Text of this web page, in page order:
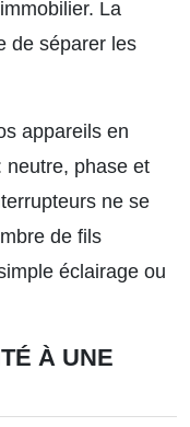
La
de séparer les
appareils en
neutre, phase et
ne se
de fils
éclairage ou
À UNE